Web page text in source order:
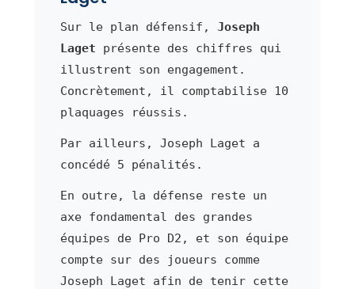
Sur le plan défensif, Joseph
Laget présente des chiffres qui
illustrent son engagement.
Concrètement, il comptabilise 10
plaquages réussis.
Par ailleurs, Joseph Laget a
concédé 5 pénalités.
En outre, la défense reste un
axe fondamental des grandes
équipes de Pro D2, et son équipe
compte sur des joueurs comme
Joseph Laget afin de tenir cette